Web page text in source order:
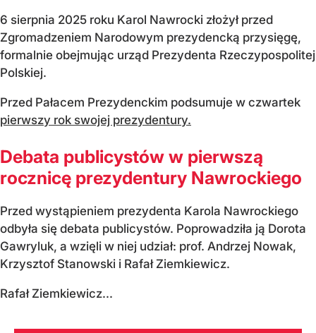
6 sierpnia 2025 roku Karol Nawrocki złożył przed
Zgromadzeniem Narodowym prezydencką przysięgę,
formalnie obejmując urząd Prezydenta Rzeczypospolitej
Polskiej.
Przed Pałacem Prezydenckim podsumuje w czwartek
pierwszy rok swojej prezydentury.
Debata publicystów w pierwszą
rocznicę prezydentury Nawrockiego
Przed wystąpieniem prezydenta Karola Nawrockiego
odbyła się debata publicystów. Poprowadziła ją Dorota
Gawryluk, a wzięli w niej udział: prof. Andrzej Nowak,
Krzysztof Stanowski i Rafał Ziemkiewicz.
Rafał Ziemkiewicz...